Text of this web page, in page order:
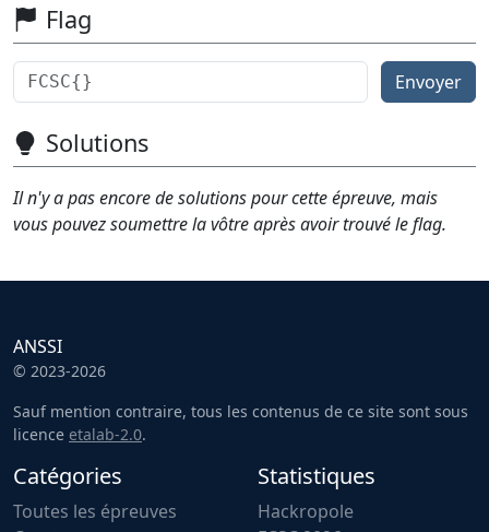
Flag
Envoyer
Solutions
Il n'y a pas encore de solutions pour cette épreuve, mais
vous pouvez soumettre la vôtre après avoir trouvé le flag.
ANSSI
© 2023-2026
Sauf mention contraire, tous les contenus de ce site sont sous
licence etalab-2.0.
Catégories
Toutes les épreuves
Statistiques
Hackropole